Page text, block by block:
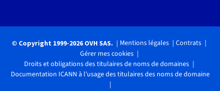
© Copyright 1999-2026 OVH SAS. Mentions légales
Contrats
Gérer mes cookies
Droits et obligations des titulaires de noms de domaines
Documentation ICANN à l'usage des titulaires des noms de domaine